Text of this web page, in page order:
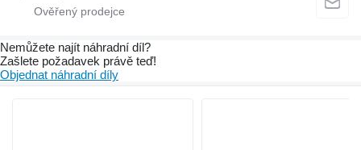
Nemůžete najít náhradní díl?
Zašlete požadavek právě teď!
Objednat náhradní díly